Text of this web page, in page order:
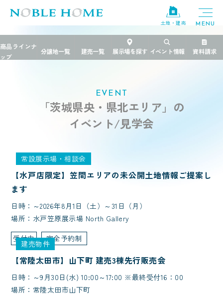
土地・建売
イベント 茨城県央・県北エリア
EVENT
「茨城県央・県北エリア」の
イベント/見学会
常設展示場・相談会
【水戸店限定】笠間エリアの未公開土地情報ご提案し
ます
日時：～2026年8月1日（土）～31日（月）
場所：水戸笠原展示場 North Gallery
受付中
完全予約制
建売物件
【常陸太田市】山下町 建売3棟先行販売会
日時：～9月30日(水) 10:00～17:00 ※最終受付16：00
場所：常陸太田市山下町